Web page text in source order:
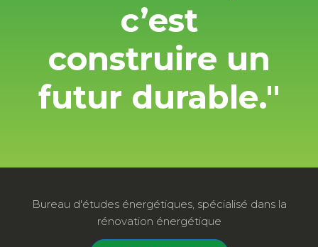
c’est
construire un
futur durable."
Bureau d'études énergétiques, spécialisé dans la
rénovation énergétique